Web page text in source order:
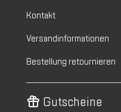
Kontakt
Versandinformationen
Bestellung retournieren
Gutscheine